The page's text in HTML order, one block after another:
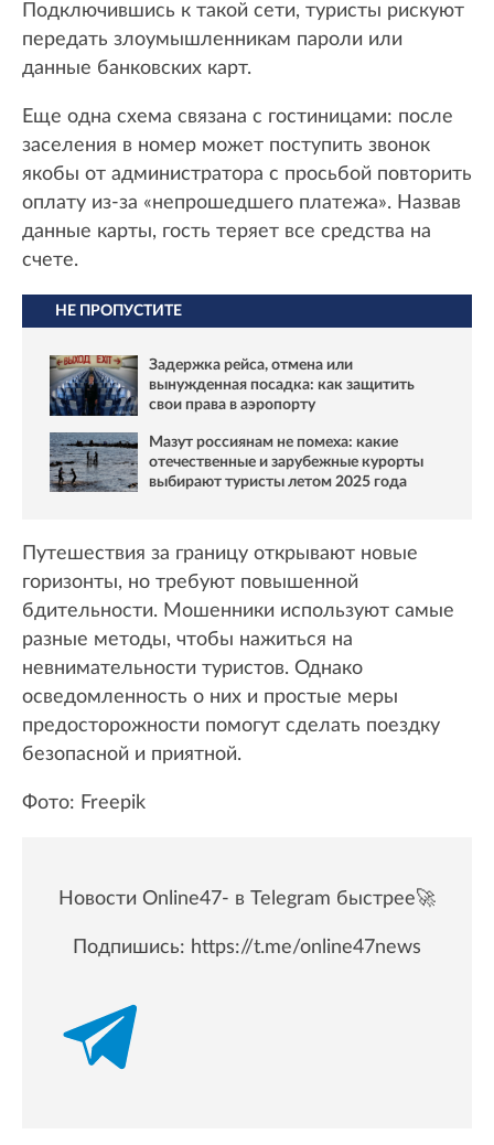
Подключившись к такой сети, туристы рискуют
передать злоумышленникам пароли или
данные банковских карт.
Еще одна схема связана с гостиницами: после
заселения в номер может поступить звонок
якобы от администратора с просьбой повторить
оплату из-за «непрошедшего платежа». Назвав
данные карты, гость теряет все средства на
счете.
НЕ ПРОПУСТИТЕ
Задержка рейса, отмена или
вынужденная посадка: как защитить
свои права в аэропорту
Мазут россиянам не помеха: какие
отечественные и зарубежные курорты
выбирают туристы летом 2025 года
Путешествия за границу открывают новые
горизонты, но требуют повышенной
бдительности. Мошенники используют самые
разные методы, чтобы нажиться на
невнимательности туристов. Однако
осведомленность о них и простые меры
предосторожности помогут сделать поездку
безопасной и приятной.
Фото: Freepik
Новости Online47- в Telegram быстрее🚀
Подпишись: https://t.me/online47news